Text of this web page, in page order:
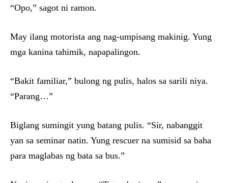
“Opo,” sagot ni ramon.
May ilang motorista ang nag-umpisang makinig. Yung
mga kanina tahimik, napapalingon.
“Bakit familiar,” bulong ng pulis, halos sa sarili niya.
“Parang…”
Biglang sumingit yung batang pulis. “Sir, nabanggit
yan sa seminar natin. Yung rescuer na sumisid sa baha
para maglabas ng bata sa bus.”